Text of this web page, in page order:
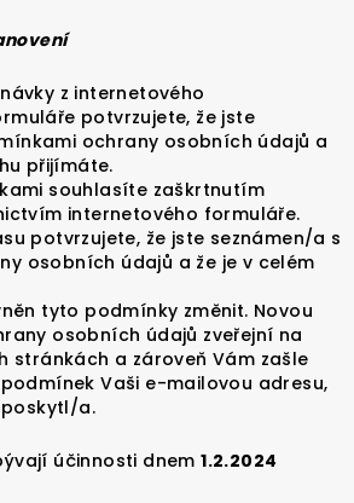
z internetového
potvrzujete, že jste
ochrany osobních údajů a
přijímáte.
souhlasíte zaškrtnutím
internetového formuláře.
potvrzujete, že jste seznámen/a s
osobních údajů a že je v celém
tyto podmínky změnit. Novou
osobních údajů zveřejní na
stránkách a zároveň Vám zašle
Vaši e-mailovou adresu,
a.
účinnosti dnem 1.2.2024